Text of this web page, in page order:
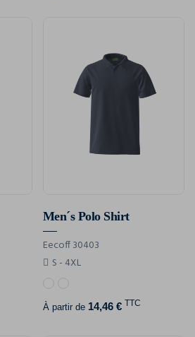
Men´s Polo Shirt
Eecoff 30403
S - 4XL
À partir de 14,46 € TTC